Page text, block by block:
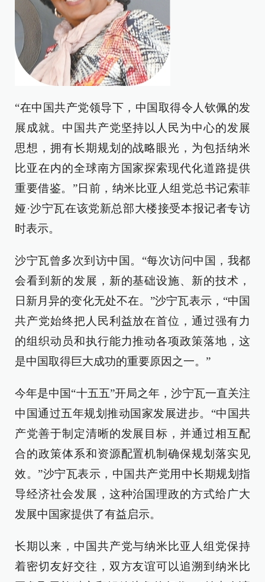
“在中国共产党领导下，中国取得令人钦佩的发
展成就。中国共产党坚持以人民为中心的发展
思想，拥有长期规划的战略眼光，为包括纳米
比亚在内的全球南方国家探索现代化道路提供
重要借鉴。”日前，纳米比亚人组党总书记索菲
娅·沙宁瓦在该党新总部大楼接受本报记者专访
时表示。
沙宁瓦曾多次到访中国。“每次访问中国，我都
会看到新的发展，新的基础设施、新的技术，
日新月异的变化无处不在。”沙宁瓦表示，“中国
共产党始终把人民利益放在首位，通过强有力
的组织动员和执行能力推动各项政策落地，这
是中国取得巨大成功的重要原因之一。”
今年是中国“十五五”开局之年，沙宁瓦一直关注
中国通过五年规划推动国家发展进步。“中国共
产党善于制定清晰的发展目标，并通过相互配
合的政策体系和资源配置机制确保规划落实见
效。”沙宁瓦表示，中国共产党用中长期规划指
导经济社会发展，这种治国理政的方式给广大
发展中国家提供了有益启示。
长期以来，中国共产党与纳米比亚人组党保持
着密切友好交往，双方友谊可以追溯到纳米比